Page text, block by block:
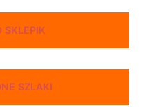
SKLEPIK
SZLAKI